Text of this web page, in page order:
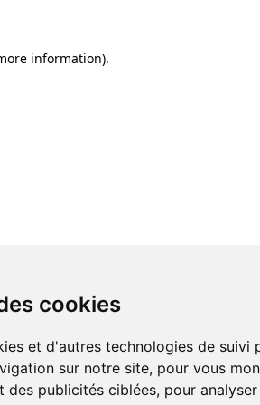
cookies
et d'autres technologies de suivi
sur notre site, pour vous
des publicités ciblées, pour
information).